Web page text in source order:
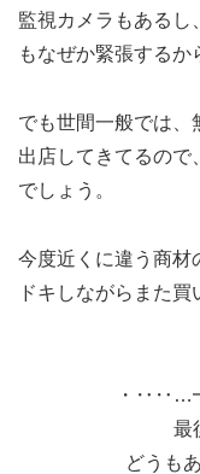
監視カメラもあるし
もなぜか緊張するか
でも世間一般では、
出店してきてるので
でしょう。
今度近くに違う商材
ドキしながらまた
・
最
どうも